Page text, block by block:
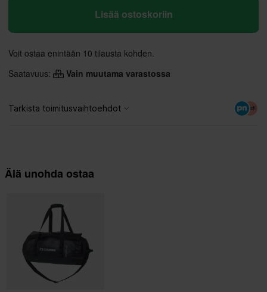
Lisää ostoskoriin
Voit ostaa enintään 10 tilausta kohden.
Saatavuus:
Vain muutama varastossa
Älä unohda ostaa